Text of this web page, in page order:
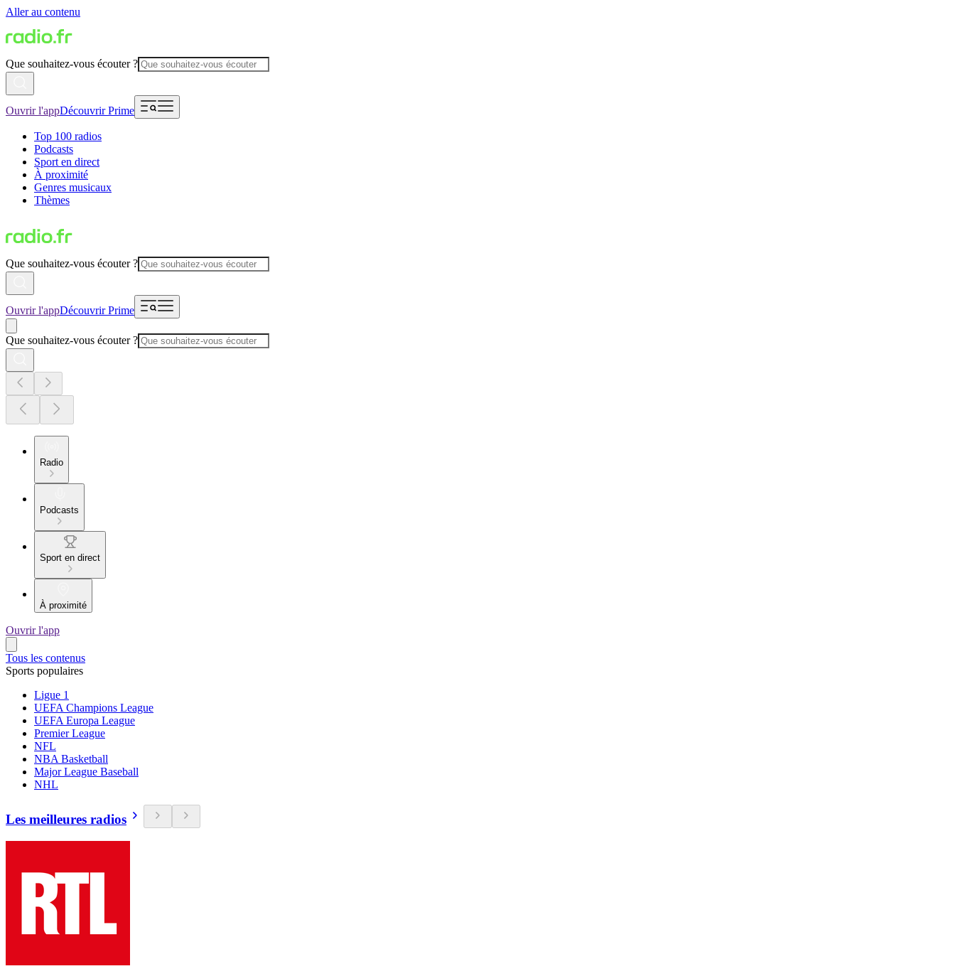
Aller au contenu
Que souhaitez-vous écouter ?
Ouvrir l'appDécouvrir Prime
Top 100 radios
Podcasts
Sport en direct
À proximité
Genres musicaux
Thèmes
Que souhaitez-vous écouter ?
Ouvrir l'appDécouvrir Prime
Que souhaitez-vous écouter ?
Radio
Podcasts
Sport en direct
À proximité
Ouvrir l'app
Tous les contenus
Sports populaires
Ligue 1
UEFA Champions League
UEFA Europa League
Premier League
NFL
NBA Basketball
Major League Baseball
NHL
Les meilleures radios